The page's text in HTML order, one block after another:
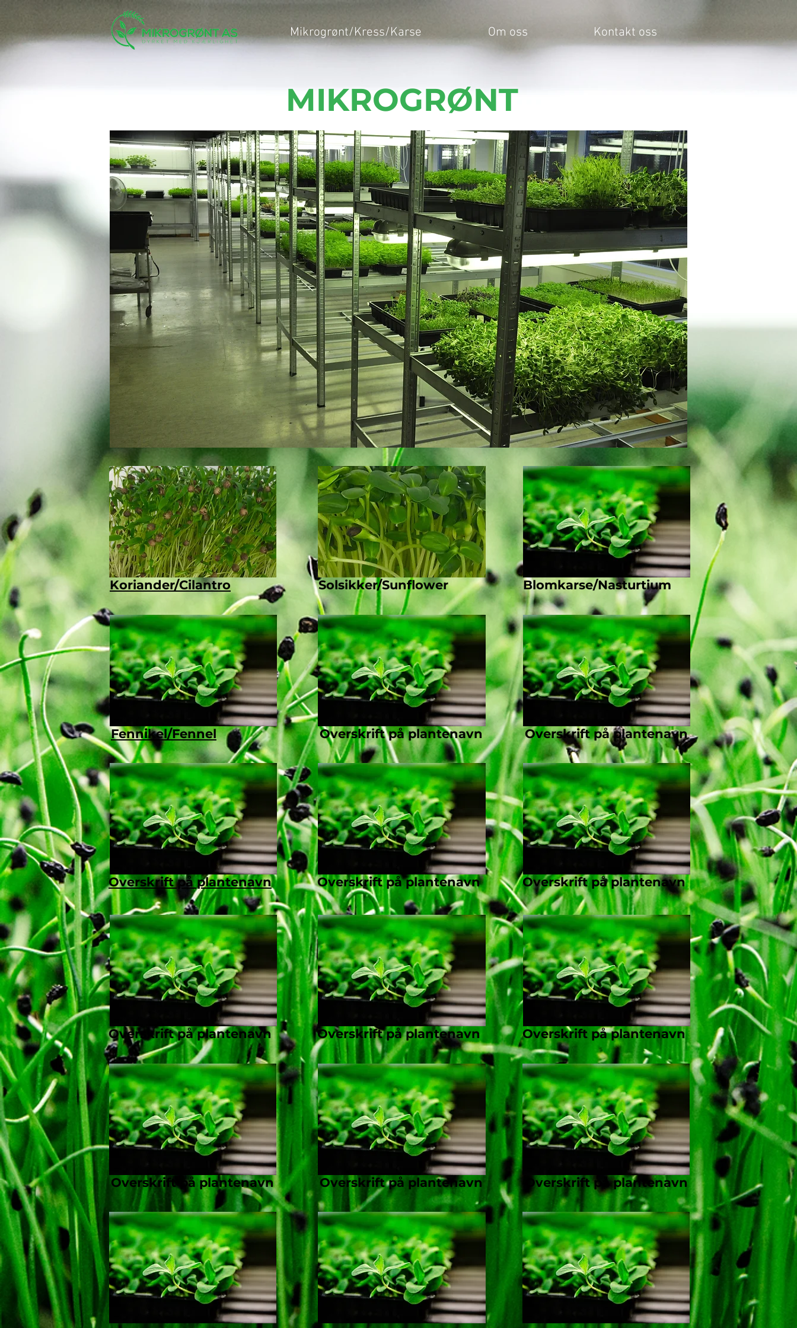
Mikrogrønt/Kress/Karse Om oss Kontakt oss
Koriander/Cilantro
Fennikel/Fennel
Overskrift på plantenavn
Overskrift på plantenavn
Overskrift på plantenavn
Solsikker/Sunflower
Overskrift på plantenavn
Overskrift på plantenavn
Overskrift på plantenavn
Overskrift på plantenavn
Blomkarse/Nasturtium
Overskrift på plantenavn
Overskrift på plantenavn
Overskrift på plantenavn
Overskrift på plantenavn
MIKROGRØNT